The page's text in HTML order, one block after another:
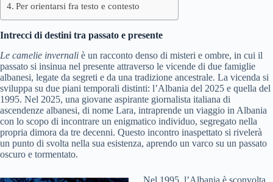
Per orientarsi fra testo e contesto
Intrecci di destini tra passato e presente
Le camelie invernali è un racconto denso di misteri e ombre, in cui il
passato si insinua nel presente attraverso le vicende di due famiglie
albanesi, legate da segreti e da una tradizione ancestrale. La vicenda si
sviluppa su due piani temporali distinti: l’Albania del 2025 e quella del
1995. Nel 2025, una giovane aspirante giornalista italiana di
ascendenze albanesi, di nome Lara, intraprende un viaggio in Albania
con lo scopo di incontrare un enigmatico individuo, segregato nella
propria dimora da tre decenni. Questo incontro inaspettato si rivelerà
un punto di svolta nella sua esistenza, aprendo un varco su un passato
oscuro e tormentato.
Nel 1995, l’Albania è sconvolta